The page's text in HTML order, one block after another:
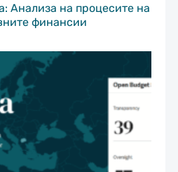
Анализа на процесите на
финансии